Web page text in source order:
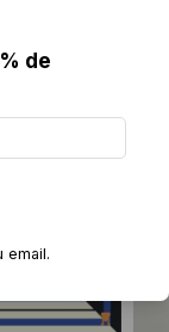
de
email.